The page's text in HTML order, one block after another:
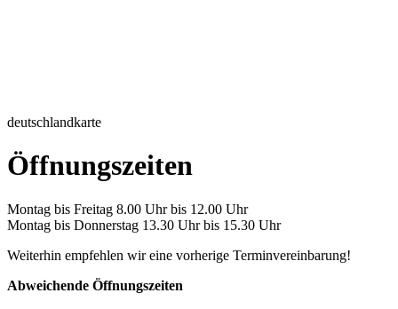
deutschlandkarte
Öffnungszeiten
Montag bis Freitag 8.00 Uhr bis 12.00 Uhr
Montag bis Donnerstag 13.30 Uhr bis 15.30 Uhr
Weiterhin empfehlen wir eine vorherige Terminvereinbarung!
Abweichende Öffnungszeiten